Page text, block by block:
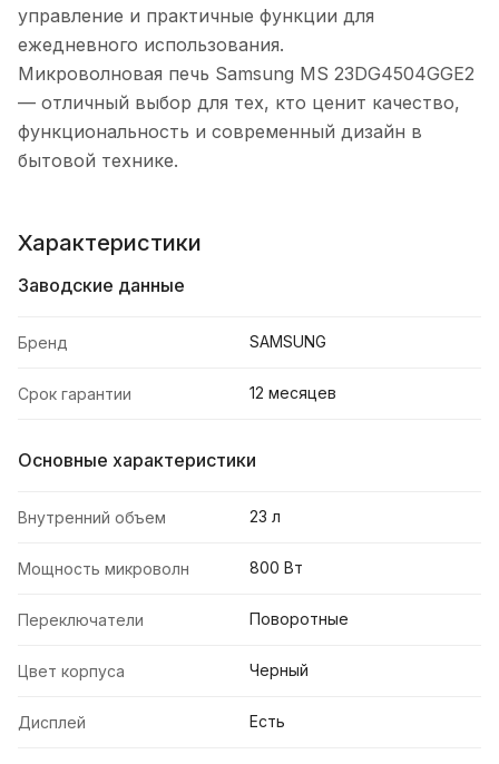
управление и практичные функции для
ежедневного использования.
Микроволновая печь Samsung MS 23DG4504GGE2
— отличный выбор для тех, кто ценит качество,
функциональность и современный дизайн в
бытовой технике.
Характеристики
Заводские данные
Бренд SAMSUNG
Срок гарантии 12 месяцев
Основные характеристики
Внутренний объем 23 л
Мощность микроволн 800 Вт
Переключатели Поворотные
Цвет корпуса Черный
Дисплей Есть